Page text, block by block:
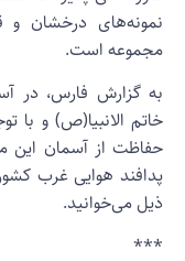
درخشان و
است.
گزارش فارس، در
الانبیا(ص) و با
از آسمان این
هوایی غرب کشور
می‌خوانید.